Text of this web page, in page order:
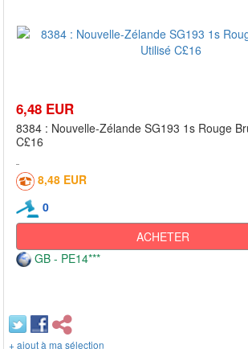
6,48 EUR
8384 : Nouvelle-Zélande SG193 1s Rouge
C£16
8,48 EUR
0
ACHETER
GB - PE14***
+ ajout à ma sélection